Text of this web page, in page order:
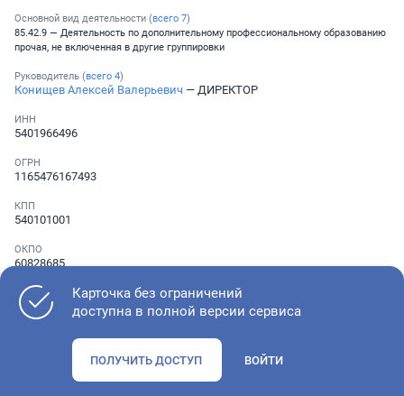
Основной вид деятельности (всего 7)
85.42.9 — Деятельность по дополнительному профессиональному образованию
прочая, не включенная в другие группировки
Руководитель (всего 4)
Конищев Алексей Валерьевич — ДИРЕКТОР
ИНН
5401966496
ОГРН
1165476167493
КПП
540101001
ОКПО
60828685
Телефон
░ ░░░ ░░░░░░░
Как оценить состояние компании
Карточка без ограничений
доступна в полной версии сервиса
ПОЛУЧИТЬ ДОСТУП ВОЙТИ